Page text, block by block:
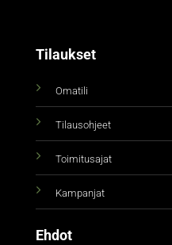
Tilaukset
Omatili
Tilausohjeet
Toimitusajat
Kampanjat
Ehdot